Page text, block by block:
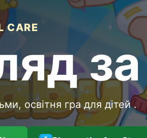
CARE
освітня гра для дітей .